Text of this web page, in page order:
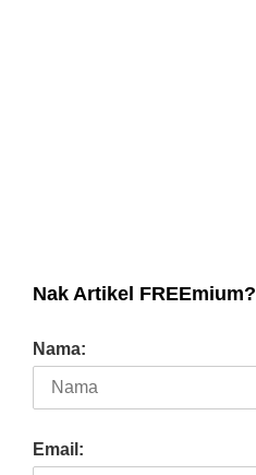
Nak Artikel FREEmium?
Nama:
Email: